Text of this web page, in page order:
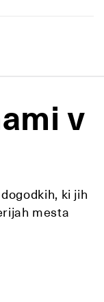
v
ki jih
mesta